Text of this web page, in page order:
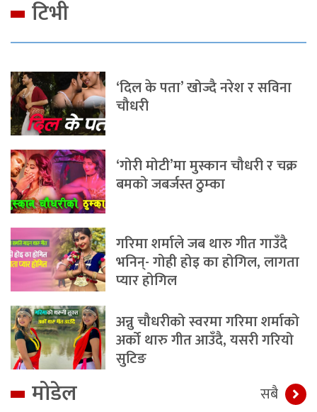
टिभी
‘दिल के पता’ खोज्दै नरेश र सविना
चौधरी
‘गोरी मोटी’मा मुस्कान चौधरी र चक्र
बमको जबर्जस्त ठुम्का
गरिमा शर्माले जब थारु गीत गाउँदै
भनिन्- गोही होइ का होगिल, लागता
प्यार होगिल
अन्नु चौधरीको स्वरमा गरिमा शर्माको
अर्को थारु गीत आउँदै, यसरी गरियो
सुटिङ
मोडेल सबै